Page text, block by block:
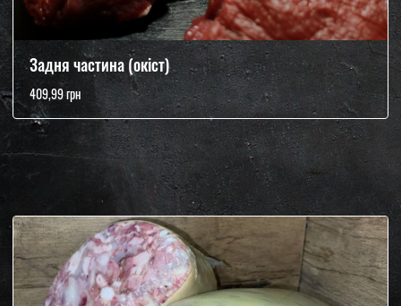
Задня частина (окіст)
409,99 грн